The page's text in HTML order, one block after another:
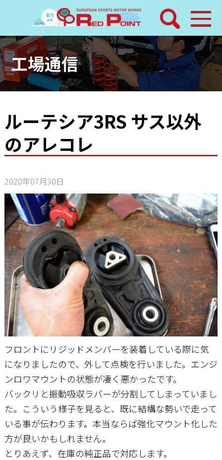
検索
ホーム
トピックス
レッドポイントパーツ
店舗案内
工場通信
お問い合わせ
工場通信
ルーテシア3RS サス以外
のアレコレ
2020年07月30日
フロントにリジッドメンバーを装着している際に気
になりましたので、外して点検を行いました。エンジ
ンロワマウントの状態が凄く悪かったです。
バックリと振動吸収ラバーが分割してしまっていまし
た。こういう様子を見ると、既に結構な勢いで走って
いる事が伝わります。本当ならば強化マウント化した
方が良いかもしれません。
とりあえず、在庫の純正品で対応します。